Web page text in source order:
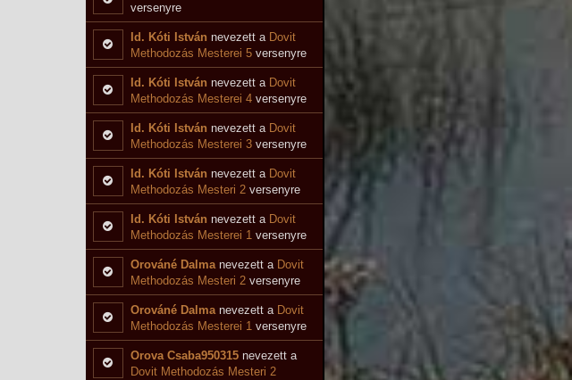
versenyre
Id. Kóti István nevezett a Dovit
Methodozás Mesterei 5versenyre
Id. Kóti István nevezett a Dovit
Methodozás Mesterei 4 versenyre
Id. Kóti István nevezett a Dovit
Methodozás Mesterei 3versenyre
Id. Kóti István nevezett a Dovit
Methodozás Mesteri 2versenyre
Id. Kóti István nevezett a Dovit
Methodozás Mesterei 1versenyre
Orováné Dalma nevezett a Dovit
Methodozás Mesteri 2versenyre
Orováné Dalma nevezett a Dovit
Methodozás Mesterei 1versenyre
Orova Csaba950315nevezett a
Dovit Methodozás Mesteri 2